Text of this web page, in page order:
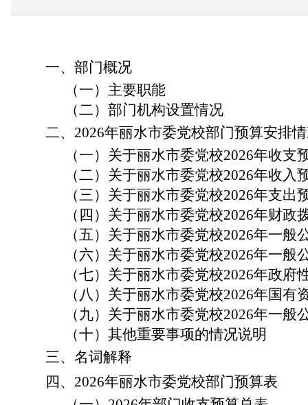
一、 部门概况
（一）主要职能
（二）部门机构设置情况
二、 2026年丽水市委党校部门预算安排
（一）关于丽水市委党校2026年收支
（二）关于丽水市委党校2026年收入
（三）关于丽水市委党校2026年支出
（四）关于丽水市委党校2026年财政
（五）关于丽水市委党校2026年一般
（六）关于丽水市委党校2026年一般
（七）关于丽水市委党校2026年政府
（八）关于丽水市委党校2026年国有
（九）关于丽水市委党校2026年一般
（十）其他重要事项的情况说明
三、名词解释
四、 2026年丽水市委党校部门预算表